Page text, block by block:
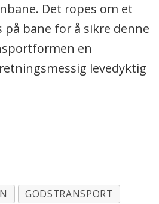
Det ropes om et
bane for å sikre denne
en
levedyktig
GODSTRANSPORT